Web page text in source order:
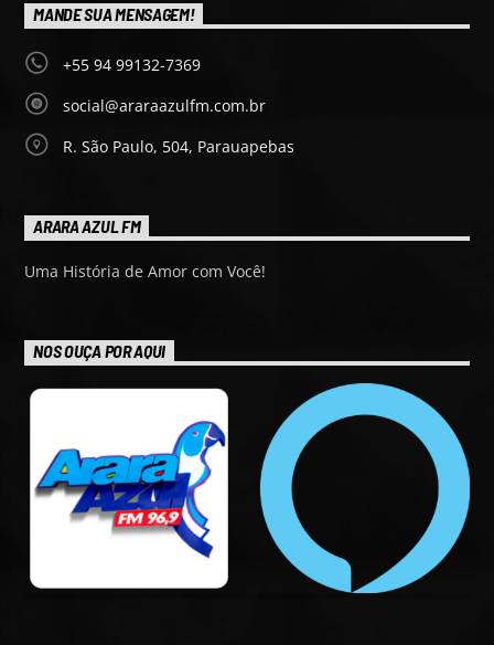
MANDE SUA MENSAGEM!
+55 94 99132-7369
social@araraazulfm.com.br
R. São Paulo, 504, Parauapebas
ARARA AZUL FM
Uma História de Amor com Você!
NOS OUÇA POR AQUI